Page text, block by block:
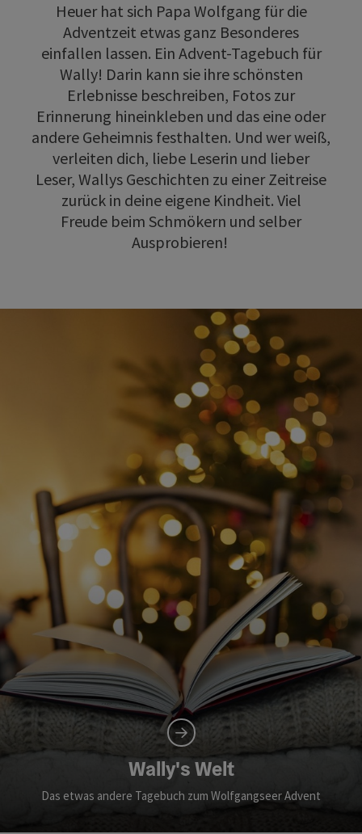
Heuer hat sich Papa Wolfgang für die
Adventzeit etwas ganz Besonderes
einfallen lassen. Ein Advent-Tagebuch für
Wally! Darin kann sie ihre schönsten
Erlebnisse beschreiben, Fotos zur
Erinnerung hineinkleben und das eine oder
andere Geheimnis festhalten. Und wer weiß,
verleiten dich, liebe Leserin und lieber
Leser, Wallys Geschichten zu einer Zeitreise
zurück in deine eigene Kindheit. Viel
Freude beim Schmökern und selber
Ausprobieren!
Wally's Welt
Das etwas andere Tagebuch zum Wolfgangseer Advent